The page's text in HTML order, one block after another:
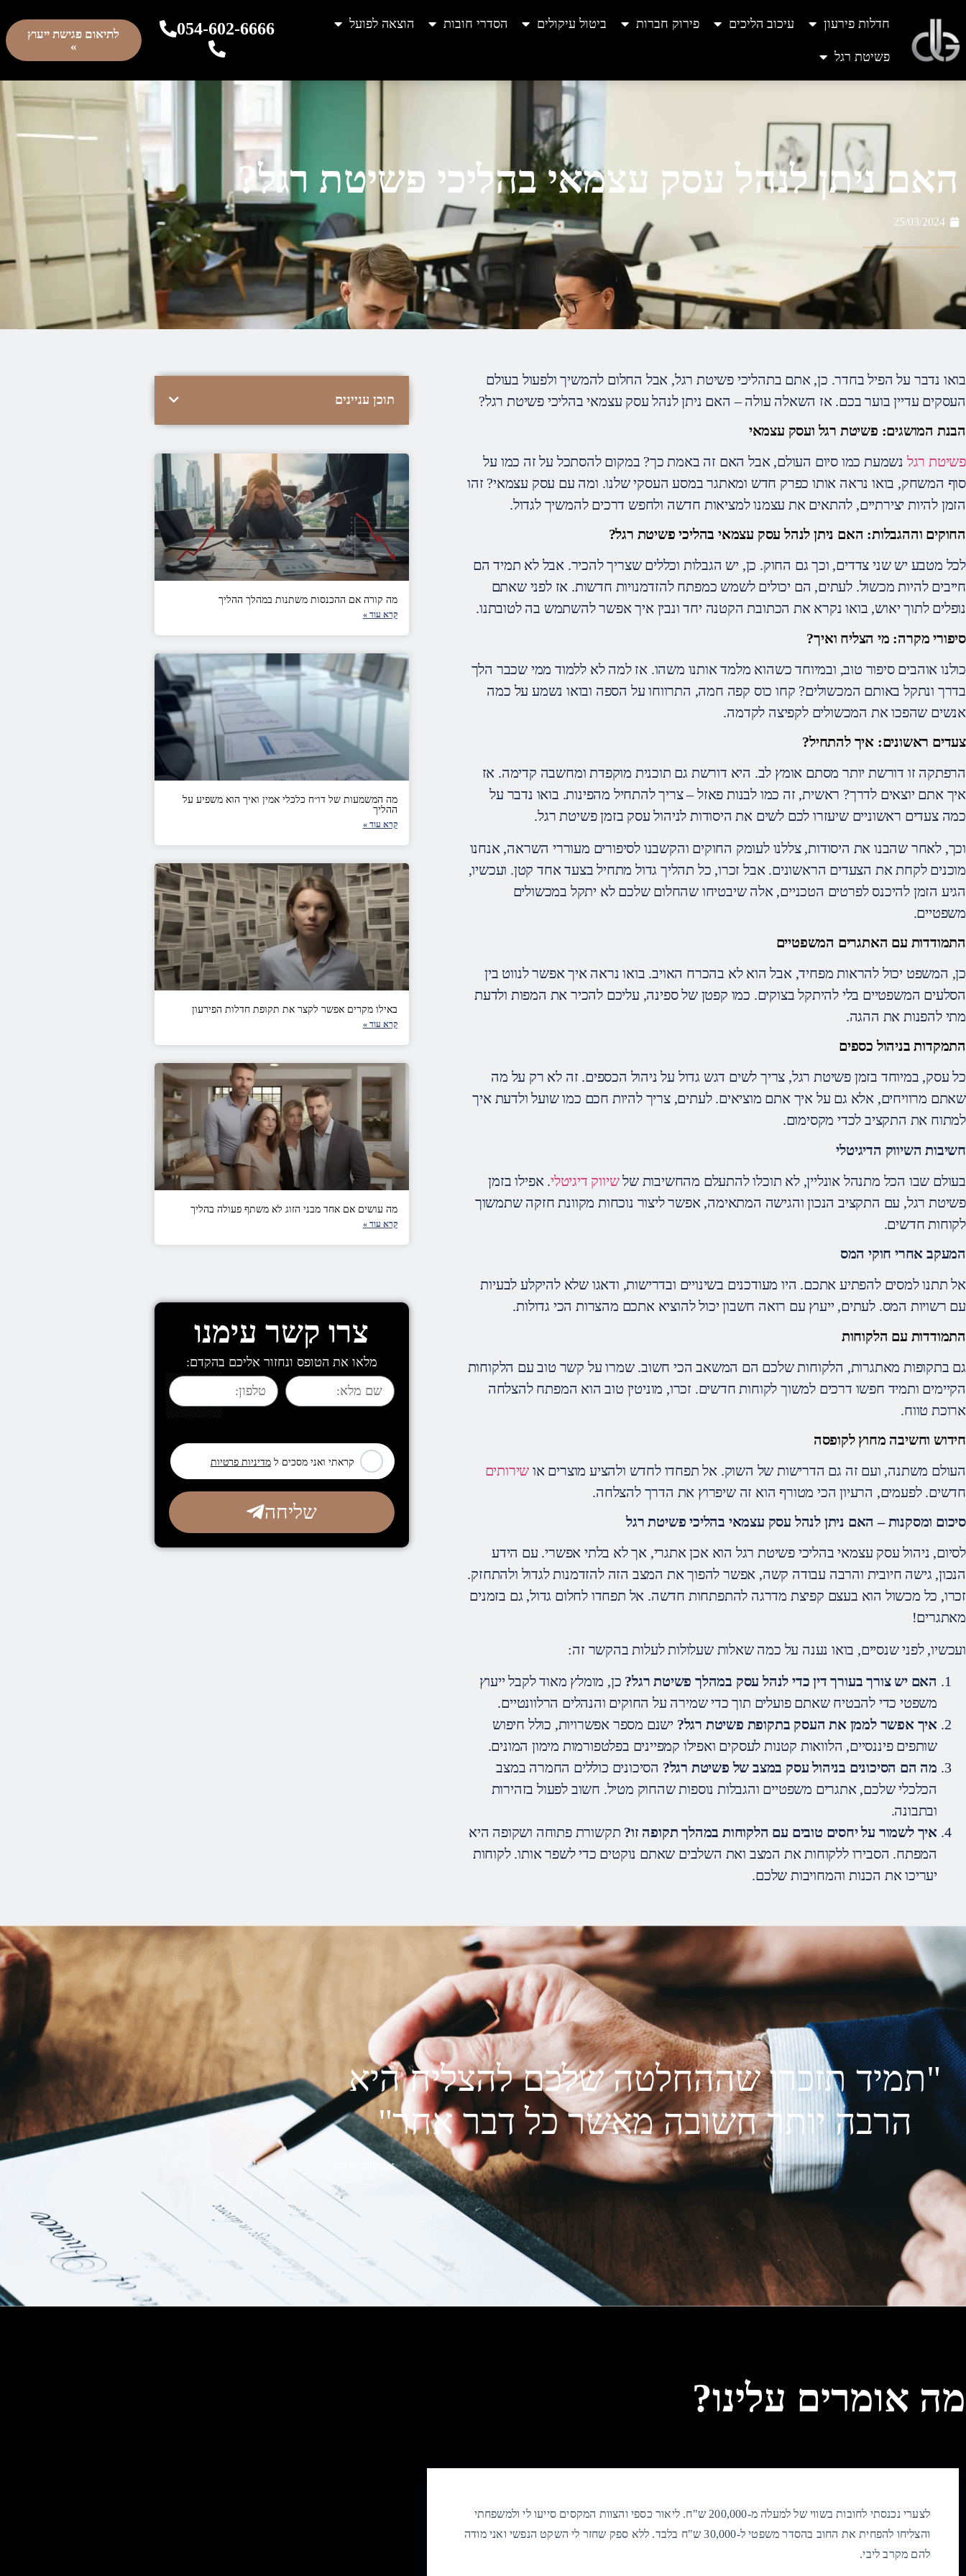
חדלות פירעון עיכוב הליכים פירוק חברות ביטול עיקולים הסדרי חובות הוצאה לפועל
פשיטת רגל
054-602-6666
לתיאום פגישת ייעוץ
»
האם ניתן לנהל עסק עצמאי בהליכי פשיטת רגל?
25/03/2024
בואו נדבר על הפיל בחדר. כן, אתם בתהליכי פשיטת רגל, אבל החלום להמשיך ולפעול בעולם
העסקים עדיין בוער בכם. אז השאלה עולה – האם ניתן לנהל עסק עצמאי בהליכי פשיטת רגל?
הבנת המושגים: פשיטת רגל ועסק עצמאי
פשיטת רגל נשמעת כמו סיום העולם, אבל האם זה באמת כך? במקום להסתכל על זה כמו על
סוף המשחק, בואו נראה אותו כפרק חדש ומאתגר במסע העסקי שלנו. ומה עם עסק עצמאי? זהו
הזמן להיות יצירתיים, להתאים את עצמנו למציאות חדשה ולחפש דרכים להמשיך לגדול.
החוקים וההגבלות: האם ניתן לנהל עסק עצמאי בהליכי פשיטת רגל?
לכל מטבע יש שני צדדים, וכך גם החוק. כן, יש הגבלות וכללים שצריך להכיר. אבל לא תמיד הם
חייבים להיות מכשול. לעתים, הם יכולים לשמש כמפתח להזדמנויות חדשות. אז לפני שאתם
נופלים לתוך יאוש, בואו נקרא את הכתובת הקטנה יחד ונבין איך אפשר להשתמש בה לטובתנו.
סיפורי מקרה: מי הצליח ואיך?
כולנו אוהבים סיפור טוב, ובמיוחד כשהוא מלמד אותנו משהו. אז למה לא ללמוד ממי שכבר הלך
בדרך ונתקל באותם המכשולים? קחו כוס קפה חמה, התרווחו על הספה ובואו נשמע על כמה
אנשים שהפכו את המכשולים לקפיצה לקדמה.
צעדים ראשונים: איך להתחיל?
הרפתקה זו דורשת יותר מסתם אומץ לב. היא דורשת גם תוכנית מוקפדת ומחשבה קדימה. אז
איך אתם יוצאים לדרך? ראשית, זה כמו לבנות פאזל – צריך להתחיל מהפינות. בואו נדבר על
כמה צעדים ראשוניים שיעזרו לכם לשים את היסודות לניהול עסק בזמן פשיטת רגל.
וכך, לאחר שהבנו את היסודות, צללנו לעומק החוקים והקשבנו לסיפורים מעוררי השראה, אנחנו
מוכנים לקחת את הצעדים הראשונים. אבל זכרו, כל תהליך גדול מתחיל בצעד אחד קטן. ועכשיו,
הגיע הזמן להיכנס לפרטים הטכניים, אלה שיבטיחו שהחלום שלכם לא יתקל במכשולים
משפטיים.
התמודדות עם האתגרים המשפטיים
כן, המשפט יכול להראות מפחיד, אבל הוא לא בהכרח האויב. בואו נראה איך אפשר לנווט בין
הסלעים המשפטיים בלי להיתקל בצוקים. כמו קפטן של ספינה, עליכם להכיר את המפות ולדעת
מתי להפנות את ההגה.
התמקדות בניהול כספים
כל עסק, במיוחד בזמן פשיטת רגל, צריך לשים דגש גדול על ניהול הכספים. זה לא רק על מה
שאתם מרוויחים, אלא גם על איך אתם מוציאים. לעתים, צריך להיות חכם כמו שועל ולדעת איך
למתוח את התקציב לכדי מקסימום.
חשיבות השיווק הדיגיטלי
בעולם שבו הכל מתנהל אונליין, לא תוכלו להתעלם מהחשיבות שלשיווק דיגיטלי. אפילו בזמן
פשיטת רגל, עם התקציב הנכון והגישה המתאימה, אפשר ליצור נוכחות מקוונת חזקה שתמשוך
לקוחות חדשים.
המעקב אחרי חוקי המס
אל תתנו למסים להפתיע אתכם. היו מעודכנים בשינויים ובדרישות, ודאגו שלא להיקלע לבעיות
עם רשויות המס. לעתים, ייעוץ עם רואה חשבון יכול להוציא אתכם מהצרות הכי גדולות.
התמודדות עם הלקוחות
גם בתקופות מאתגרות, הלקוחות שלכם הם המשאב הכי חשוב. שמרו על קשר טוב עם הלקוחות
הקיימים ותמיד חפשו דרכים למשוך לקוחות חדשים. זכרו, מוניטין טוב הוא המפתח להצלחה
ארוכת טווח.
חידוש וחשיבה מחוץ לקופסה
העולם משתנה, ועם זה גם הדרישות של השוק. אל תפחדו לחדש ולהציע מוצרים או שירותים
חדשים. לפעמים, הרעיון הכי מטורף הוא זה שיפרוץ את הדרך להצלחה.
סיכום ומסקנות – האם ניתן לנהל עסק עצמאי בהליכי פשיטת רגל
לסיום, ניהול עסק עצמאי בהליכי פשיטת רגל הוא אכן אתגרי, אך לא בלתי אפשרי. עם הידע
הנכון, גישה חיובית והרבה עבודה קשה, אפשר להפוך את המצב הזה להזדמנות לגדול ולהתחזק.
זכרו, כל מכשול הוא בעצם קפיצת מדרגה להתפתחות חדשה. אל תפחדו לחלום גדול, גם בזמנים
מאתגרים!
ועכשיו, לפני שנסיים, בואו נענה על כמה שאלות שעלולות לעלות בהקשר זה:
האם יש צורך בעורך דין כדי לנהל עסק במהלך פשיטת רגל? כן, מומלץ מאוד לקבל ייעוץ
משפטי כדי להבטיח שאתם פועלים תוך כדי שמירה על החוקים והנהלים הרלוונטיים.
איך אפשר לממן את העסק בתקופת פשיטת רגל? ישנם מספר אפשרויות, כולל חיפוש
שותפים פיננסיים, הלוואות קטנות לעסקים ואפילו קמפיינים בפלטפורמות מימון המונים.
מה הם הסיכונים בניהול עסק במצב של פשיטת רגל? הסיכונים כוללים החמרה במצב
הכלכלי שלכם, אתגרים משפטיים והגבלות נוספות שהחוק מטיל. חשוב לפעול בזהירות
ובתבונה.
איך לשמור על יחסים טובים עם הלקוחות במהלך תקופה זו? תקשורת פתוחה ושקופה היא
המפתח. הסבירו ללקוחות את המצב ואת השלבים שאתם נוקטים כדי לשפר אותו. לקוחות
יעריכו את הכנות והמחויבות שלכם.
תוכן עניינים
מה קורה אם ההכנסות משתנות במהלך ההליך
קרא עוד »
מה המשמעות של דו״ח כלכלי אמין ואיך הוא משפיע על
ההליך
קרא עוד »
באילו מקרים אפשר לקצר את תקופת חדלות הפירעון
קרא עוד »
מה עושים אם אחד מבני הזוג לא משתף פעולה בהליך
קרא עוד »
צרו קשר עימנו
מלאו את הטופס ונחזור אליכם בהקדם:
קראתי ואני מסכים למדיניות פרטיות
שליחה
"תמיד תזכרו שההחלטה שלכם להצליח היא
הרבה יותר חשובה מאשר כל דבר אחר"
אברהם לינקולן
מה אומרים עלינו?
לצערי נכנסתי לחובות בשווי של למעלה מ-200,000 ש"ח. ליאור כספי והצוות המקסים סייעו לי ולמשפחתי
והצליחו להפחית את החוב בהסדר משפטי ל-30,000 ש"ח בלבד. ללא ספק שחזר לי השקט הנפשי ואני מודה
להם מקרב ליבי.